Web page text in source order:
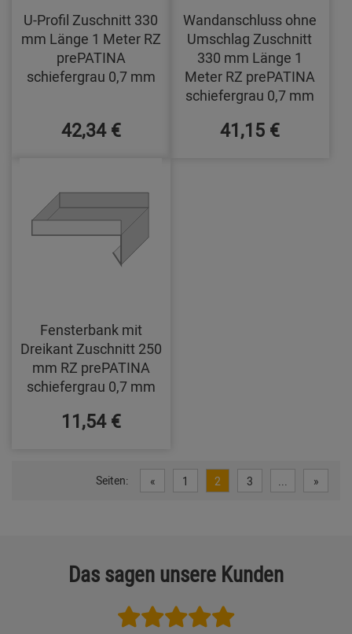
U-Profil Zuschnitt 330
mm Länge 1 Meter RZ
prePATINA
schiefergrau 0,7 mm
42,34 €
Wandanschluss ohne
Umschlag Zuschnitt
330 mm Länge 1
Meter RZ prePATINA
schiefergrau 0,7 mm
41,15 €
Fensterbank mit
Dreikant Zuschnitt 250
mm RZ prePATINA
schiefergrau 0,7 mm
11,54 €
Seiten: « 1 2 3 ... »
Das sagen unsere Kunden